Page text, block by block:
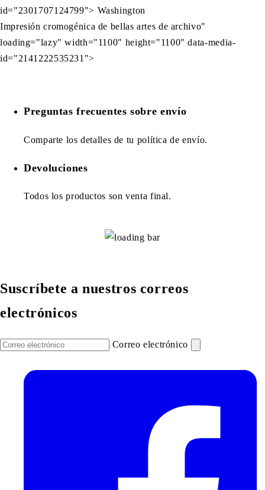
id="2301707124799"> Washington
Impresión cromogénica de bellas artes de archivo"
loading="lazy" width="1100" height="1100" data-media-
id="2141222535231">
Preguntas frecuentes sobre envío
Comparte los detalles de tu política de envío.
Devoluciones
Todos los productos son venta final.
Suscríbete a nuestros correos
electrónicos
Correo electrónico